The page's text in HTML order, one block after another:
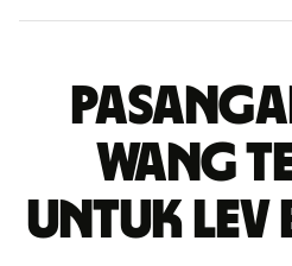
wang
untuk lev